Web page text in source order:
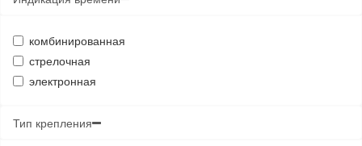
комбинированная
стрелочная
электронная
Тип крепления